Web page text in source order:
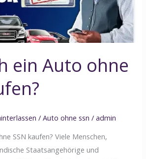
ein Auto ohne
/Auto ohne ssn /admin
SSN kaufen? Viele Menschen,
Staatsangehörige und